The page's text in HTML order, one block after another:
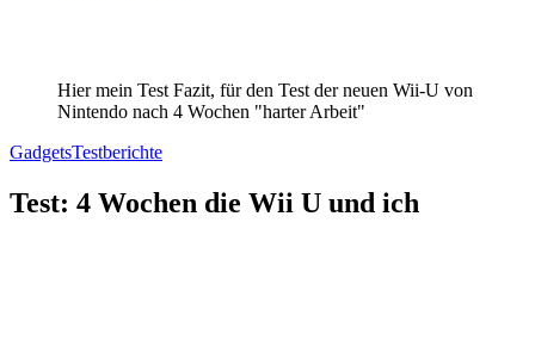
Hier mein Test Fazit, für den Test der neuen Wii-U von
Nintendo nach 4 Wochen "harter Arbeit"
GadgetsTestberichte
Test: 4 Wochen die Wii U und ich